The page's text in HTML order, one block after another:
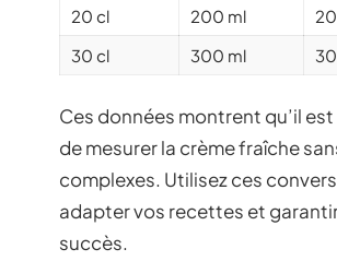
20 cl
200 ml
30 cl
300 ml
Ces données montrent qu’il
de mesurer la crème fraîche
complexes. Utilisez ces
adapter vos recettes et
succès.